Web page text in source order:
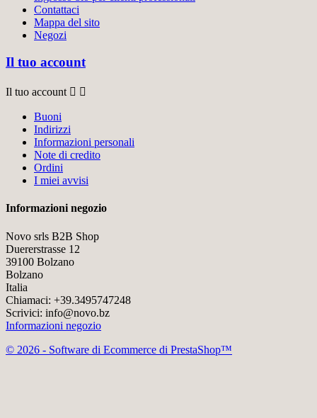
Contattaci
Mappa del sito
Negozi
Il tuo account
Il tuo account  
Buoni
Indirizzi
Informazioni personali
Note di credito
Ordini
I miei avvisi
Informazioni negozio
Novo srls B2B Shop
Duererstrasse 12
39100 Bolzano
Bolzano
Italia
Chiamaci: +39.3495747248
Scrivici: info@novo.bz
Informazioni negozio
© 2026 - Software di Ecommerce di PrestaShop™